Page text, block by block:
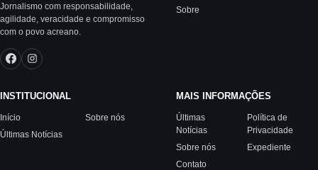
Jornalismo com responsabilidade,
agilidade, veracidade e compromisso
com o povo acreano.
Sobre
INSTITUCIONAL
Início
Últimas Notícias
Sobre nós
MAIS INFORMAÇÕES
Últimas
Notícias
Sobre nós
Contato
Política de
Privacidade
Expediente